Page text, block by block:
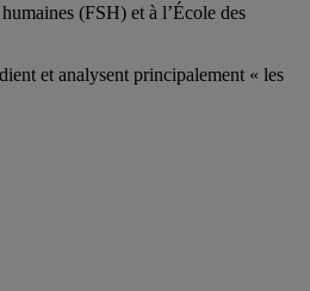
(FSH) et à l’École des
et analysent principalement « les